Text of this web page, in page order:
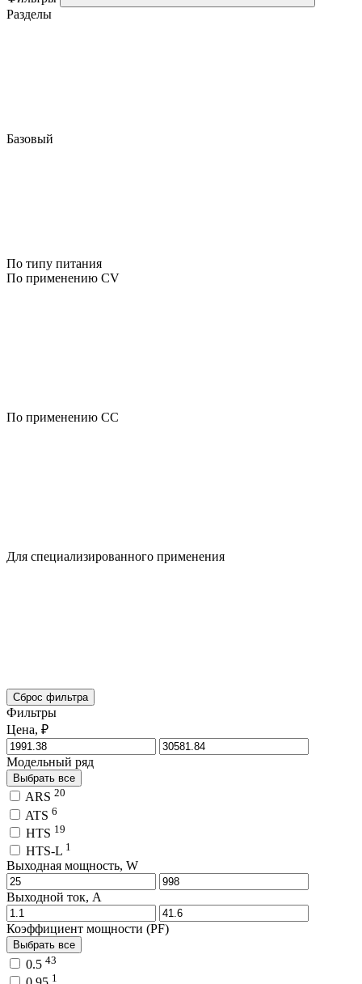
Разделы
Базовый
По типу питания
По применению CV
По применению CC
Для специализированного применения
Сброс фильтра
Фильтры
Цена, ₽
Модельный ряд
Выбрать все
ARS 20
ATS 6
HTS 19
HTS-L 1
Выходная мощность, W
Выходной ток, A
Коэффициент мощности (PF)
Выбрать все
0.5 43
1